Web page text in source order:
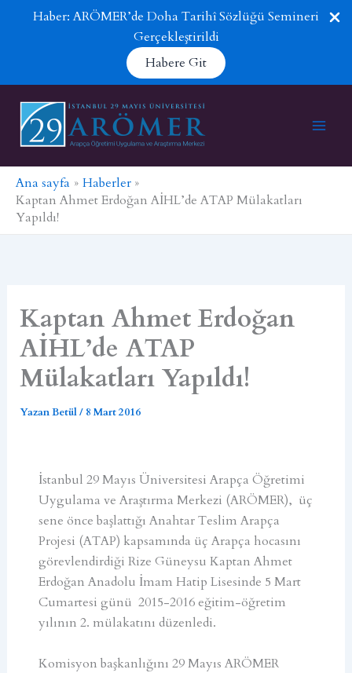
Haber: ARÖMER’de Doha Tarihî Sözlüğü Semineri
Gerçekleştirildi
Habere Git
Ana sayfa
Haberler
Kaptan Ahmet Erdoğan AİHL’de ATAP Mülakatları
Yapıldı!
Kaptan Ahmet Erdoğan
AİHL’de ATAP
Mülakatları Yapıldı!
YazanBetül/ 8 Mart 2016
İstanbul 29 Mayıs Üniversitesi Arapça Öğretimi
Uygulama ve Araştırma Merkezi (ARÖMER), üç
sene önce başlattığı Anahtar Teslim Arapça
Projesi (ATAP) kapsamında üç Arapça hocasını
görevlendirdiği Rize Güneysu Kaptan Ahmet
Erdoğan Anadolu İmam Hatip Lisesinde 5 Mart
Cumartesi günü 2015-2016 eğitim-öğretim
yılının 2. mülakatını düzenledi.
Komisyon başkanlığını 29 Mayıs ARÖMER